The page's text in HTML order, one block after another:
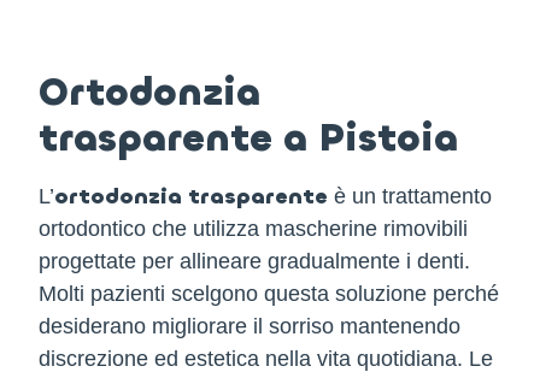
Ortodonzia
trasparente a Pistoia
L’ortodonzia trasparente è un trattamento
ortodontico che utilizza mascherine rimovibili
progettate per allineare gradualmente i denti.
Molti pazienti scelgono questa soluzione perché
desiderano migliorare il sorriso mantenendo
discrezione ed estetica nella vita quotidiana. Le